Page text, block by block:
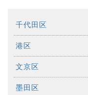
千代田区
港区
文京区
墨田区